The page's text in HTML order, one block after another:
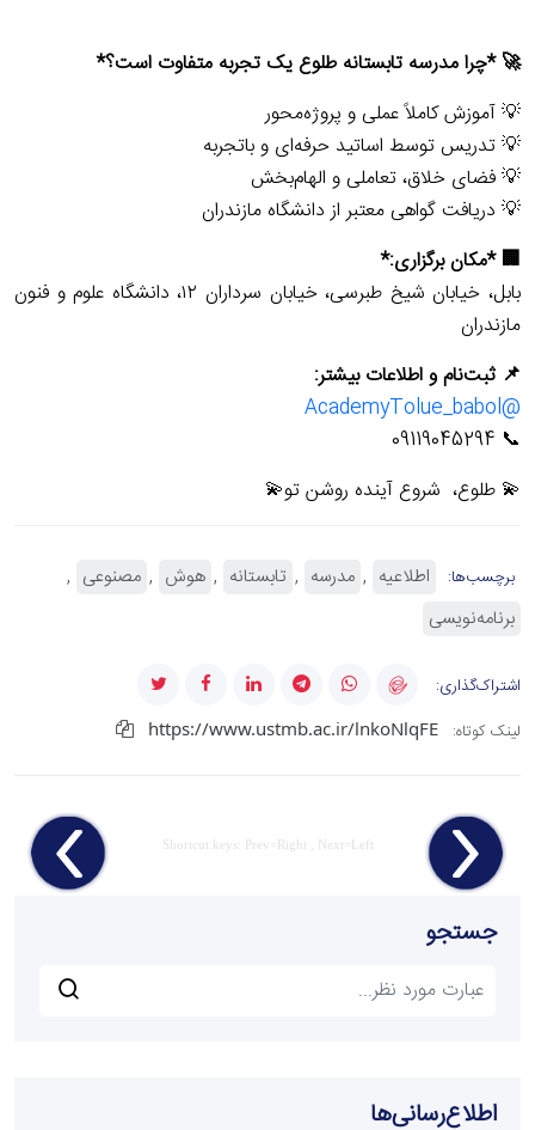
🚀 *چرا مدرسه تابستانه طلوع یک تجربه متفاوت است؟*
💡 آموزش کاملاً عملی و پروژه‌محور
💡 تدریس توسط اساتید حرفه‌ای و باتجربه
💡 فضای خلاق، تعاملی و الهام‌بخش
💡 دریافت گواهی معتبر از دانشگاه مازندران
🏢 *مکان برگزاری:*
بابل، خیابان شیخ طبرسی، خیابان سرداران ۱۲، دانشگاه علوم و فنون
مازندران
📌 ثبت‌نام و اطلاعات بیشتر:
@AcademyTolue_babol
📞 09119045294
💫 طلوع، شروع آینده روشن تو💫
برچسب‌ها: اطلاعیه مدرسه تابستانه هوش
مصنوعی
برنامه‌نویسی
اشتراک‌گذاری:
لینک کوتاه:
https://www.ustmb.ac.ir/lnkoNlqFE
Shortcut keys: Prev=Right , Next=Left
جستجو
اطلاع‌رسانی‌ها